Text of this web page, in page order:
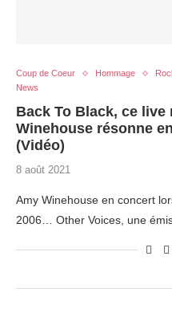
Coup de Coeur Hommage
News
Back To Black, ce live
Winehouse résonne
(Vidéo)
8 août 2021
Amy Winehouse en concert
2006… Other Voices, une